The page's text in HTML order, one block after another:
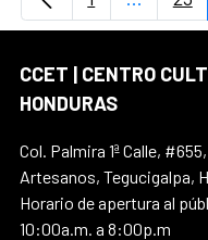
PáginaPáginas
CCET | CENTRO
HONDURAS
Col. Palmira 1ª Calle,
Artesanos, Tegucigalpa,
Horario de apertura al
10:00a.m. a 8:00p.m